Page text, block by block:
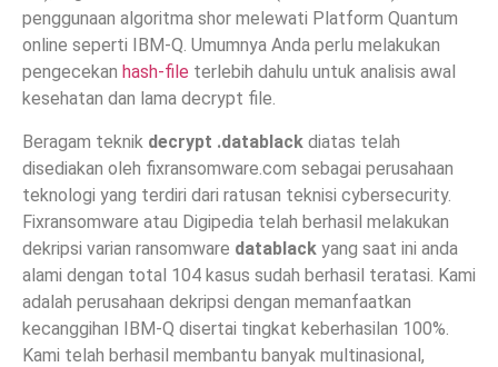
penggunaan algoritma shor melewati Platform Quantum
online seperti IBM-Q. Umumnya Anda perlu melakukan
pengecekan hash-file terlebih dahulu untuk analisis awal
kesehatan dan lama decrypt file.
Beragam teknik decrypt .datablack diatas telah
disediakan oleh fixransomware.com sebagai perusahaan
teknologi yang terdiri dari ratusan teknisi cybersecurity.
Fixransomware atau Digipedia telah berhasil melakukan
dekripsi varian ransomware datablack yang saat ini anda
alami dengan total 104 kasus sudah berhasil teratasi. Kami
adalah perusahaan dekripsi dengan memanfaatkan
kecanggihan IBM-Q disertai tingkat keberhasilan 100%.
Kami telah berhasil membantu banyak multinasional,